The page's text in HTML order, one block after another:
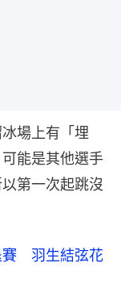
場上有「埋
能是其他選手
第一次起跳沒
賽 羽生結弦花